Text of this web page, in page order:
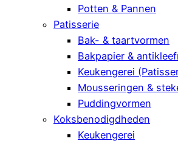
Potten & Pannen
Patisserie
Bak- & taartvormen
Bakpapier &
Keukengerei
Mousseringen &
Puddingvormen
Koksbenodigdheden
Keukengerei